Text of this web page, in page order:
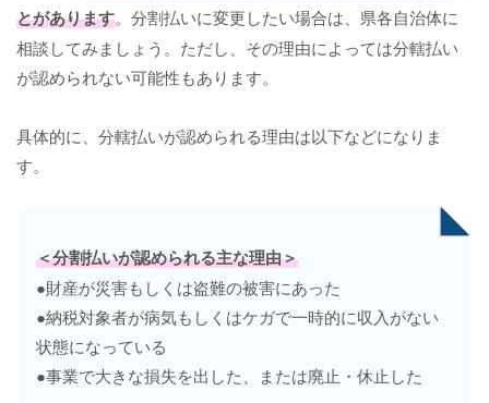
とがあります。分割払いに変更したい場合は、県各自治体に
相談してみましょう。ただし、その理由によっては分轄払い
が認められない可能性もあります。
具体的に、分轄払いが認められる理由は以下などになりま
す。
＜分割払いが認められる主な理由＞
●財産が災害もしくは盗難の被害にあった
●納税対象者が病気もしくはケガで一時的に収入がない
状態になっている
●事業で大きな損失を出した、または廃止・休止した